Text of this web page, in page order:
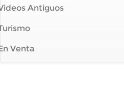
Antiguos
Venta